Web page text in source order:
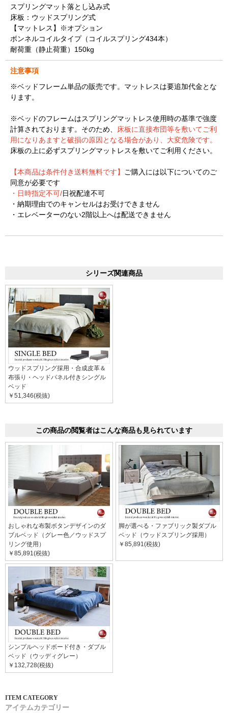
スプリングマット落とし込み式
床板：ウッドスプリング式
【マットレス】※オプション
ボンネルコイルタイプ（コイルスプリング434本）
耐荷重（静止荷重）150kg
注意事項
※ベッドフレーム単品の販売です。マットレスは要追加代金とな
ります。
※ベッドのフレームはスプリングマットレス使用時の基準で強度
計算されております。そのため、
床板に直接布団等を敷いてご利
用になりあますと破損の原因となる場合があり、大変危険です。
床板の上に必ずスプリングマットレスを敷いてご利用ください。
【本商品は条件付き送料無料です】
ご購入には以下についてのご
同意が必要です
・日時指定不可/日祝配達不可
・納期理由でのキャンセルはお受けできません
・エレベーターのない2階以上へは配送できません
シリーズ関連商品
ウッドスプリング採用・合成皮革＆
布張り・ヘッドパネル付きシングル
ベッド
￥51,346(税抜)
この商品の閲覧者はこんな商品も見られています
おしゃれな布製ボタンデザインのダ
ブルベッド（グレー色／ウッドスプ
リング使用）
￥85,891(税抜)
脚が選べる・ファブリック製ダブル
ベッド（ウッドスプリング採用）
￥85,891(税抜)
シンプルヘッドボード付き・ダブル
ベッド（ウッディグレー）
￥132,728(税抜)
アイテムカテゴリー